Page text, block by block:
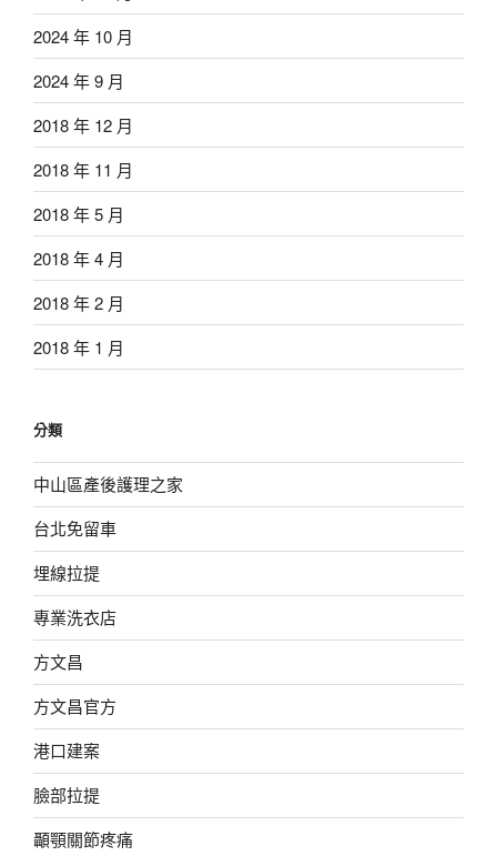
2024 年 10 月
2024 年 9 月
2018 年 12 月
2018 年 11 月
2018 年 5 月
2018 年 4 月
2018 年 2 月
2018 年 1 月
分類
中山區產後護理之家
台北免留車
埋線拉提
專業洗衣店
方文昌
方文昌官方
港口建案
臉部拉提
顳顎關節疼痛